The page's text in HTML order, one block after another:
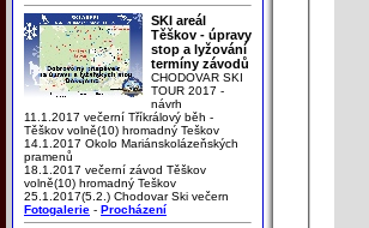
SKI areál
Těškov - úpravy
stop a lyžování
termíny závodů
CHODOVAR SKI
TOUR 2017 -
návrh
11.1.2017 večerní Tříkrálový běh -
Těškov volně(10) hromadný Teškov
14.1.2017 Okolo Mariánskolázeňských
pramenů
18.1.2017 večerní závod Těškov
volně(10) hromadný Teškov
25.1.2017(5.2.) Chodovar Ski večern
Fotogalerie - Procházení